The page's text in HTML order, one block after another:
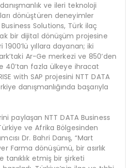
ve ileri teknoloji
dönüştüren deneyimler
Solutions, Türk ilaç
bir dijital dönüşüm projesine
yıllara dayanan; iki
Ar-Ge merkezi ve 850’den
40’tan fazla ülkeye ihracat
with SAP projesini NTT DATA
danışmanlığında başarıyla
paylaşan NTT DATA Business
ve Afrika Bölgesinden
Dr. Bahri Danış, “Mart
Farma dönüşümü, bir asırlık
etmiş bir şirketi